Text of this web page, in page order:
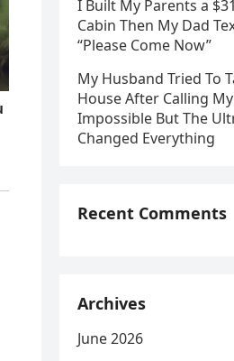
I Built My Parents a
Cabin Then My Dad
“Please Come Now”
My Husband Tried To
House After Calling
Impossible But The
Changed Everything
Recent Comments
Archives
June 2026